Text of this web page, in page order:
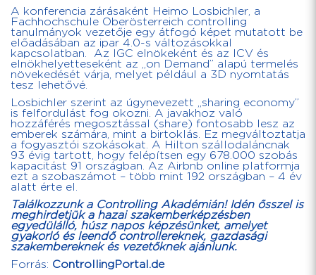
A konferencia zárásaként Heimo Losbichler, a
Fachhochschule Oberösterreich controlling
tanulmányok vezetője egy átfogó képet mutatott be
előadásában az ipar 4.0-s változásokkal
kapcsolatban. Az IGC elnökeként és az ICV és
elnökhelyetteseként az „on Demand” alapú termelés
növekedését várja, melyet például a 3D nyomtatás
tesz lehetővé.
Losbichler szerint az úgynevezett „sharing economy”
is felfordulást fog okozni. A javakhoz való
hozzáférés megosztással (share) fontosabb lesz az
emberek számára, mint a birtoklás. Ez megváltoztatja
a fogyasztói szokásokat. A Hilton szállodaláncnak
93 évig tartott, hogy felépítsen egy 678.000 szobás
kapacitást 91 országban. Az Airbnb online platformja
ezt a szobaszámot – több mint 192 országban – 4 év
alatt érte el.
Találkozzunk a Controlling Akadémián! Idén ősszel is
meghirdetjük a hazai szakemberképzésben
egyedülálló, húsz napos képzésünket, amelyet
gyakorló és leendő controllereknek, gazdasági
szakembereknek és vezetőknek ajánlunk.
Forrás: ControllingPortal.de